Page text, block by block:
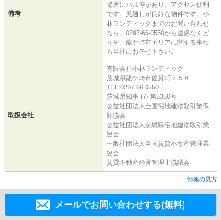
備考
場所にバス停があり、アクセス便利
です。風通しが良好な物件です。小
林ランディックまでのお問い合わせ
なら、0297-66-0550から遠慮なくど
うぞ。龍ケ崎市エリアに関する事な
ら当社にお任せ下さい。
取扱会社
有限会社小林ランディック
茨城県龍ケ崎市佐貫町７５８
TEL:0297-66-0550
茨城県知事 (7) 第5350号
公益社団法人全国宅地建物取引業保
証協会
公益社団法人茨城県宅地建物取引業
協会
一般社団法人全国賃貸不動産管理業
協会
賃貸不動産経営管理士協議会
情報の見方
メールでお問い合わせする(無料)